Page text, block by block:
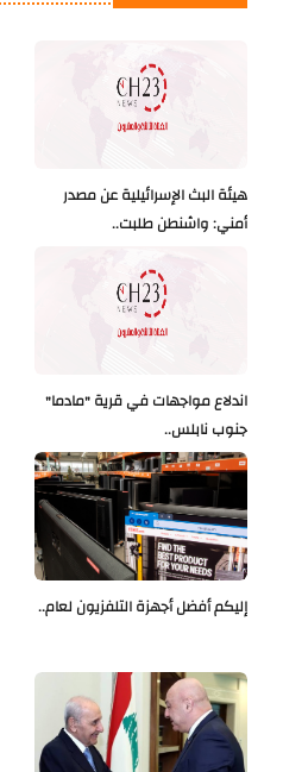
هيئة البث الإسرائيلية عن مصدر
أمني: واشنطن طلبت..
اندلاع مواجهات في قرية "مادما"
جنوب نابلس..
إليكم أفضل أجهزة التلفزيون لعام..